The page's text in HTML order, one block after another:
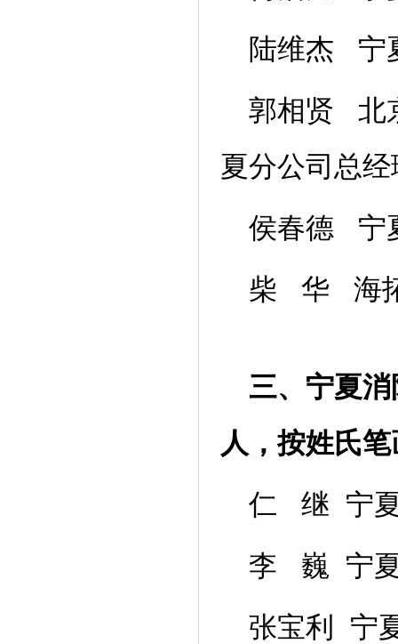
陆维杰 宁
郭相贤 北
夏分公司总经
侯春德 宁
柴 华 海
三、宁夏
人，按姓氏
仁 继 宁夏
李 巍 宁
张宝利 宁